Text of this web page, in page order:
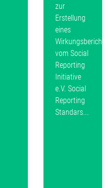
zur
Erstellung
eines
vom Social
Reporting
Initiative
e.V. Social
Reporting
Standars...